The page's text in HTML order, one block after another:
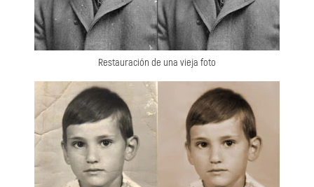
Restauración de una vieja foto